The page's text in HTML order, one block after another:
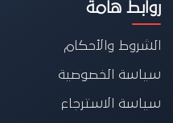
روابط هامة
الشروط والأحكام
سياسة الخصوصية
سياسة الاسترجاع